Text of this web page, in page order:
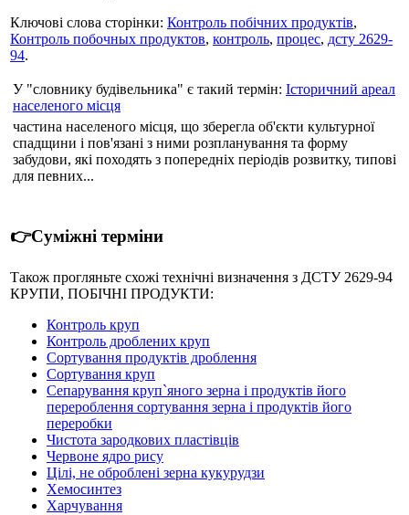
Ключові слова сторінки: Контроль побічних продуктів,
Контроль побочных продуктов, контроль, процес, дсту 2629-
94.
У "словнику будівельника" є такий термін: Історичний ареал
населеного місця
частина населеного місця, що зберегла об'єкти культурної
спадщини і пов'язані з ними розпланування та форму
забудови, які походять з попередніх періодів розвитку, типові
для певних...
👉Суміжні терміни
Також прогляньте схожі технічні визначення з ДСТУ 2629-94
КРУПИ, ПОБІЧНІ ПРОДУКТИ:
Контроль круп
Контроль дроблених круп
Сортування продуктів дроблення
Сортування круп
Сепарування круп`яного зерна і продуктів його
перероблення сортування зерна і продуктів його
переробки
Чистота зародкових пластівців
Червоне ядро рису
Цілі, не оброблені зерна кукурудзи
Хемосинтез
Харчування